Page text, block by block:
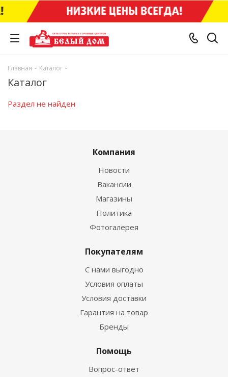
Главная - Каталог -
Каталог
Раздел не найден
Компания
Новости
Вакансии
Магазины
Политика
Фотогалерея
Покупателям
С нами выгодно
Условия оплаты
Условия доставки
Гарантия на товар
Бренды
Помощь
Вопрос-ответ